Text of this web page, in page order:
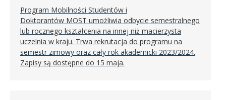
Program Mobilności Studentów i
Doktorantów MOST umożliwia odbycie semestralnego
lub rocznego kształcenia na innej niż macierzysta
uczelnia w kraju. Trwa rekrutacja do programu na
semestr zimowy oraz cały rok akademicki 2023/2024.
Zapisy są dostępne do 15 maja.